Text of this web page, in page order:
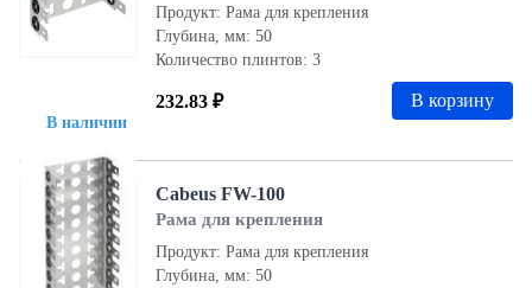
В наличии
Продукт: Рама для крепления
Глубина, мм: 50
Количество плинтов: 3
232.83 ₽ В корзину
Cabeus FW-100
Рама для крепления
Продукт: Рама для крепления
Глубина, мм: 50